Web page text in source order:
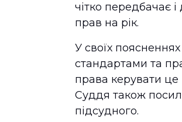
чітко передбачає
прав на рік.
У своїх
стандартами та
права керувати це
Суддя також
підсудного.